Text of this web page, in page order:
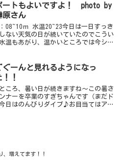
もらった感じです。川奈の２０ｍオー
ーのエリアは遠いので...
ートもよいですよ！ photo by
原さん
ｍ 水温20~23今日は一日すっき
ない天気の日が続いていたのでこうい
温もあがり、温かいところでは今シー
ぐーんと見れるようになっ
！！
ころ、暑い日が続きますね～この暑さ
ナーを卒業のすぎちゃんです（まだド
日はのんびりダイブ♪お目当てはアオ
、増えてます！！